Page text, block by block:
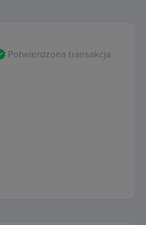
Potwierdzona transakcja